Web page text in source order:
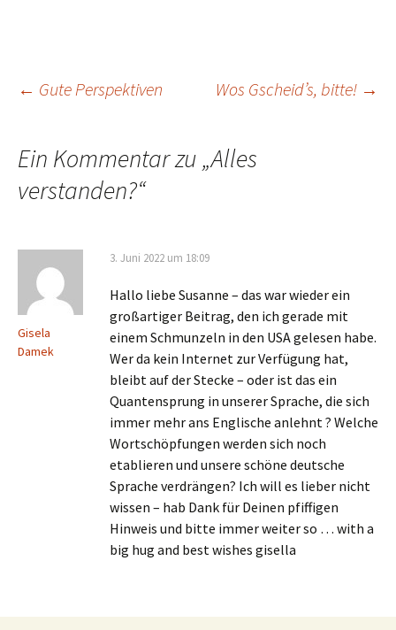
Beitragsnavigation
← Gute Perspektiven Wos Gscheid’s, bitte! →
Ein Kommentar zu „Alles
verstanden?“
Gisela
Damek
3. Juni 2022 um 18:09
Hallo liebe Susanne – das war wieder ein
großartiger Beitrag, den ich gerade mit
einem Schmunzeln in den USA gelesen habe.
Wer da kein Internet zur Verfügung hat,
bleibt auf der Stecke – oder ist das ein
Quantensprung in unserer Sprache, die sich
immer mehr ans Englische anlehnt ? Welche
Wortschöpfungen werden sich noch
etablieren und unsere schöne deutsche
Sprache verdrängen? Ich will es lieber nicht
wissen – hab Dank für Deinen pfiffigen
Hinweis und bitte immer weiter so … with a
big hug and best wishes gisella